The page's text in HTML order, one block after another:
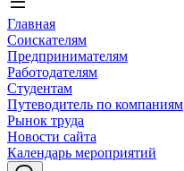
Главная
Соискателям
Предпринимателям
Работодателям
Студентам
Путеводитель по компаниям
Рынок труда
Новости сайта
Календарь мероприятий